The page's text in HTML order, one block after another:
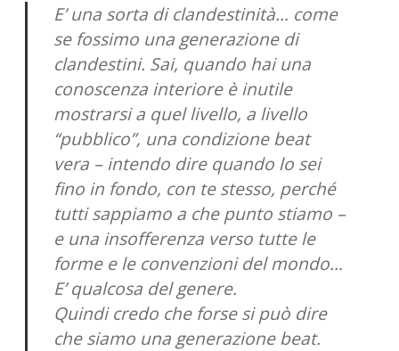
E’ una sorta di clandestinità… come
se fossimo una generazione di
clandestini. Sai, quando hai una
conoscenza interiore è inutile
mostrarsi a quel livello, a livello
“pubblico”, una condizione beat
vera – intendo dire quando lo sei
fino in fondo, con te stesso, perché
tutti sappiamo a che punto stiamo –
e una insofferenza verso tutte le
forme e le convenzioni del mondo…
E’ qualcosa del genere.
Quindi credo che forse si può dire
che siamo una generazione beat.